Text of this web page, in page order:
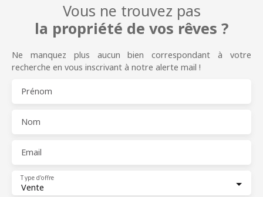
Vous ne trouvez pas
la propriété de vos rêves ?
Ne manquez plus aucun bien correspondant à votre
recherche en vous inscrivant à notre alerte mail !
Prénom
Nom
Email
Vente
Type d'offre